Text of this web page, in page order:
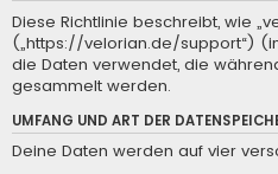
Diese Richtlinie beschreibt, wie
(„https://velorian.de/support“)
die Daten verwendet, die
gesammelt werden.
UMFANG UND ART DER
Deine Daten werden auf vier